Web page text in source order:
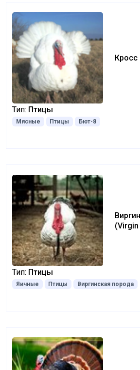
Кросс
Тип: Птицы
Мясные Птицы Бют-8
Тип: Птицы
Яичные Птицы Виргинская порода